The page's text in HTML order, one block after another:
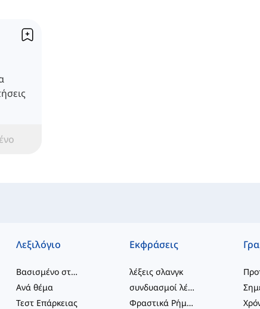
Λεξιλόγιο
Βασισμένο στο επίπεδο
Ανά θέμα
Τεστ Επάρκειας
Εκφράσεις
λέξεις σλανγκ
συνδυασμοί λέξεων
Φραστικά Ρήματα